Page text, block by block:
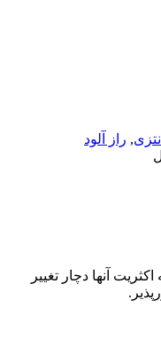
, راز آلود
آنها دچار تغییر